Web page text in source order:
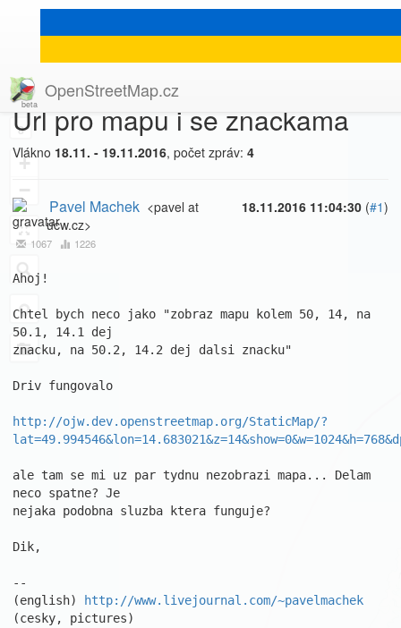
OpenStreetMap.cz
8
+
−
« zpět na výpis měsíce
[Talk-cz]
Url pro mapu i se znackama
Vlákno 18.11. - 19.11.2016, počet zpráv: 4
18.11.2016 11:04:30 (#1)
Pavel Machek <pavel at
ucw.cz>
1067 1226
Ahoj!
Chtel bych neco jako "zobraz mapu kolem 50, 14, na
50.1, 14.1 dej
znacku, na 50.2, 14.2 dej dalsi znacku"
Driv fungovalo
http://ojw.dev.openstreetmap.org/StaticMap/?
ale tam se mi uz par tydnu nezobrazi mapa... Delam
neco spatne? Je
nejaka podobna sluzba ktera funguje?
Dik,
--
(english)
http://www.livejournal.com/~pavelmachek